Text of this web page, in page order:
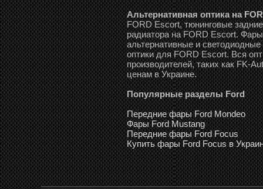
Альтернативная оптика на
FORD Escort, тюнинговые
радиатора на FORD Escort.
альтернативные и
оптики для FORD Escort. Вся
производителей, таких как FK-
ценам в Украине.
Популярные разделы Ford
Передние фары Ford Mondeo
Фары Ford Mustang
Передние фары Ford Focus
Купить фары Ford Focus в